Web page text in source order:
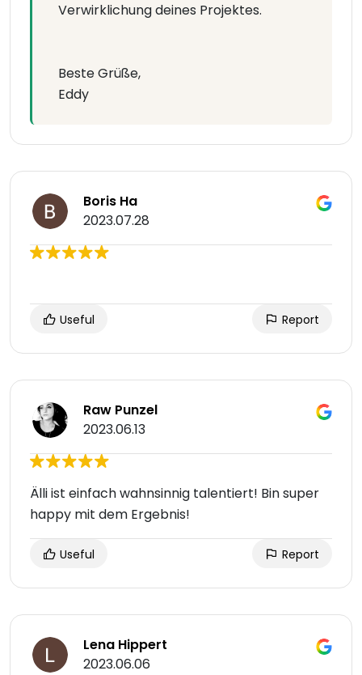
Verwirklichung deines Projektes.
Beste Grüße,
Eddy
Boris Ha
2023.07.28
Useful Report
Raw Punzel
2023.06.13
Älli ist einfach wahnsinnig talentiert! Bin super
happy mit dem Ergebnis!
Useful Report
Lena Hippert
2023.06.06